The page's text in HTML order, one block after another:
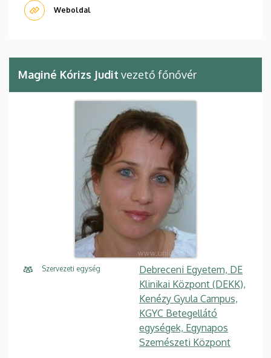
Weboldal
Maginé Kórizs Judit vezető főnővér
Szervezeti egység
Debreceni Egyetem, DE
Klinikai Központ (DEKK),
Kenézy Gyula Campus,
KGYC Betegellátó
egységek, Egynapos
Szemészeti Központ